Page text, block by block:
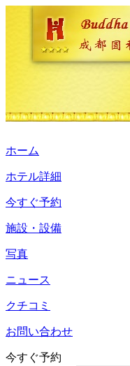
ホーム
ホテル詳細
今すぐ予約
施設・設備
写真
ニュース
クチコミ
お問い合わせ
今すぐ予約